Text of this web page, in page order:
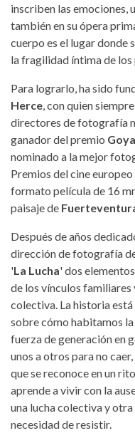
inscriben las emociones,
también en su ópera
cuerpo es el lugar donde
la fragilidad íntima de los
Para lograrlo, ha sido
Herce, con quien
directores de fotografía
ganador del premio Goya
nominado a la mejor
Premios del cine
formato película de 16
paisaje de
Después de años
dirección de fotografía
'La Lucha' dos
de los vínculos
colectiva. La historia
sobre cómo habitamos
fuerza de generación en
unos a otros para no
que se reconoce en un
aprende a vivir con la
una lucha colectiva y otra
necesidad de resistir.